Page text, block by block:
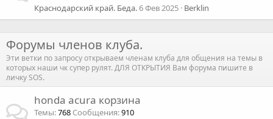
Краснодарский край. Беда.6 Фев 2025 Berklin
Форумы членов клуба.
Эти ветки по запросу открываем членам клуба для общения на темы в
которых наши чк супер рулят. ДЛЯ ОТКРЫТИЯ Вам форума пишите в
личку SOS.
honda acura корзина
Темы 768 Сообщения 910